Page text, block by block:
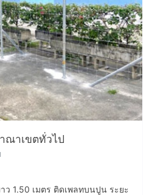
ณาเขตทั่วไป
ว 1.50 เมตร ติดเพลทบนปูน ระยะ